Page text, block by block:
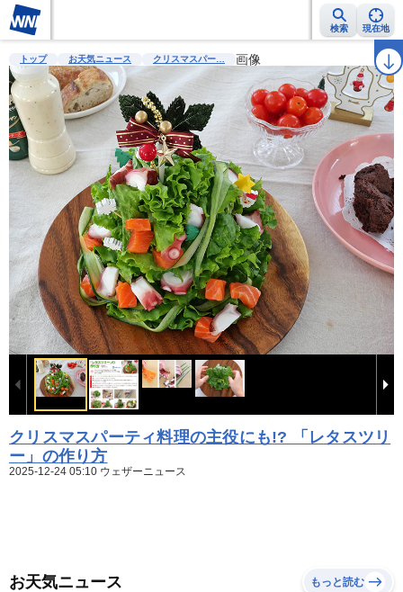
検索 現在地
雨雲レーダー 台風情報 地震情報 警報・注意報 ラ
トップ お天気ニュース クリスマスパー… 画像
クリスマスパーティ料理の主役にも!? 「レタスツリ
ー」の作り方
2025-12-24 05:10 ウェザーニュース
お天気ニュース もっと読む